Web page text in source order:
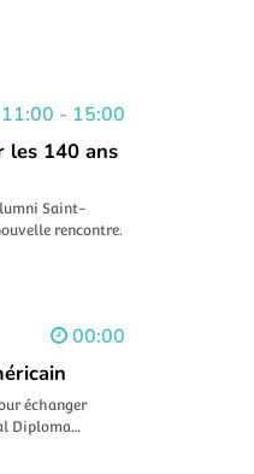
11:00 - 15:00
les 140 ans
Saint-
rencontre.
00:00
échanger
Diploma…